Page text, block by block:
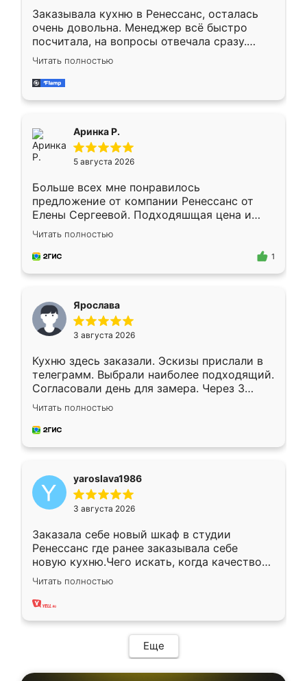
Заказывала кухню в Ренессанс, осталась
очень довольна. Менеджер всё быстро
посчитала, на вопросы отвечала сразу.
Замерщик приехал в субботу, подошёл к
делу со всей ответственностью. Собрали
за день, ребята работали аккуратно, даже
Читать полностью
Аринка Р.
5 августа 2026
Больше всех мне понравилось
предложение от компании Ренессанс от
Елены Сергеевой. Подходяшщая цена и
короткие сроки изготовления. Приехавший
для замера сотрудник Владислав
предложил по моему эскизу самый
Читать полностью
1
Ярослава
3 августа 2026
Кухню здесь заказали. Эскизы прислали в
телеграмм. Выбрали наиболее подходящий.
Согласовали день для замера. Через 3
недели кухня была уже готова. Остались
довольны работой. Спасибо Ренессанс
мебель за качественную работу!
Читать полностью
yaroslava1986
3 августа 2026
Заказала себе новый шкаф в студии
Ренессанс где ранее заказывала себе
новую кухню.Чего искать, когда качеством
вполне довольна. Служит кухня уже почти
два года, нареканий нет.
Читать полностью
Еще